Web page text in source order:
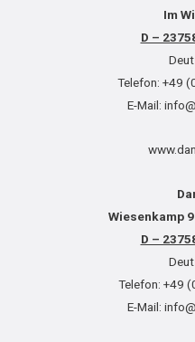
Im
D –
Telefon: +49
E-Mail:
Wiesenkamp
D –
Telefon: +49
E-Mail: